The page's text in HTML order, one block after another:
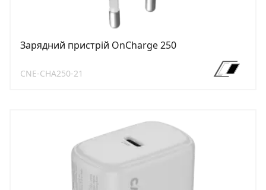
Зарядний пристрій OnCharge 250
CNE-CHA250-21